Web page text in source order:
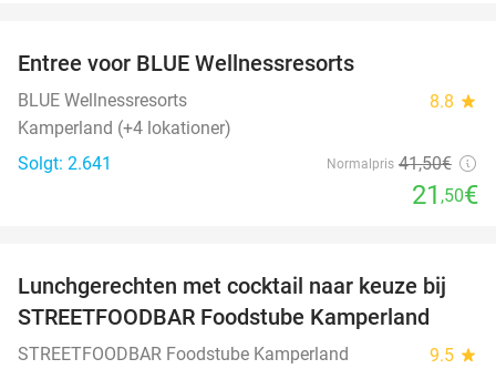
Entree voor BLUE Wellnessresorts
BLUE Wellnessresorts 8.8 star
Kamperland (+4 lokationer)
Solgt: 2.641
Normalpris 41,50€
21 ,50€
41%
Lunchgerechten met cocktail naar keuze bij
STREETFOODBAR Foodstube Kamperland
STREETFOODBAR Foodstube Kamperland 9.5 star